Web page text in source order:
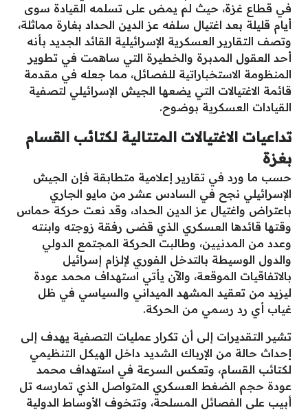
في قطاع غزة، حيث لم يمض على تسلمه القيادة سوى
أيام قليلة بعد اغتيال سلفه عز الدين الحداد بغارة مماثلة،
وتصف التقارير العسكرية الإسرائيلية القائد الجديد بأنه
أحد العقول المدبرة والخطيرة التي ساهمت في تطوير
المنظومة الاستخباراتية للفصائل، مما جعله في مقدمة
قائمة الاغتيالات التي يضعها الجيش الإسرائيلي لتصفية
القيادات العسكرية بوضوح.
تداعيات الاغتيالات المتتالية لكتائب القسام
بغزة
​حسب ما ورد في تقارير إعلامية متطابقة فإن الجيش
الإسرائيلي نجح في السادس عشر من مايو الجاري
باعتراض واغتيال عز الدين الحداد، وقد نعت حركة حماس
وقتها قائدها العسكري الذي قضى رفقة زوجته وابنته
وعدد من المدنيين، وطالبت الحركة المجتمع الدولي
والدول الوسيطة بالتدخل الفوري لإلزام إسرائيل
بالاتفاقيات الموقعة، والآن يأتي استهداف محمد عودة
ليزيد من تعقيد المشهد الميداني والسياسي في ظل
غياب أي رد رسمي من الحركة.
​تشير التقديرات إلى أن تكرار عمليات التصفية يهدف إلى
إحداث حالة من الإرباك الشديد داخل الهيكل التنظيمي
لكتائب القسام، وتعكس السرعة في استهداف محمد
عودة حجم الضغط العسكري المتواصل الذي تمارسه تل
أبيب على الفصائل المسلحة، وتتخوف الأوساط الدولية